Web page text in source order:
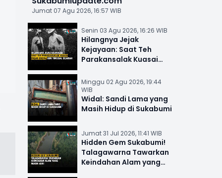
Jumat 07 Agu 2026, 16:57 WIB
Senin 03 Agu 2026, 16:26 WIB
Hilangnya Jejak
Kejayaan: Saat Teh
Parakansalak Kuasai
Sejarah
Minggu 02 Agu 2026, 19:44
WIB
Widal: Sandi Lama yang
Masih Hidup di Sukabumi
Jumat 31 Jul 2026, 11:41 WIB
Hidden Gem Sukabumi!
Talagawarna Tawarkan
Keindahan Alam yang